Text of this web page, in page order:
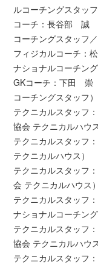
ルコーチングスタッフ
コーチ：長谷部 誠
コーチングスタッフ
フィジカルコーチ：
ナショナルコーチング
GKコーチ：下田 崇
コーチングスタッフ）
テクニカルスタッフ
協会 テクニカルハウス
テクニカルスタッフ
テクニカルハウス）
テクニカルスタッフ
会 テクニカルハウス）
テクニカルスタッフ
ナショナルコーチング
テクニカルスタッフ
協会 テクニカルハウス
テクニカルスタッフ